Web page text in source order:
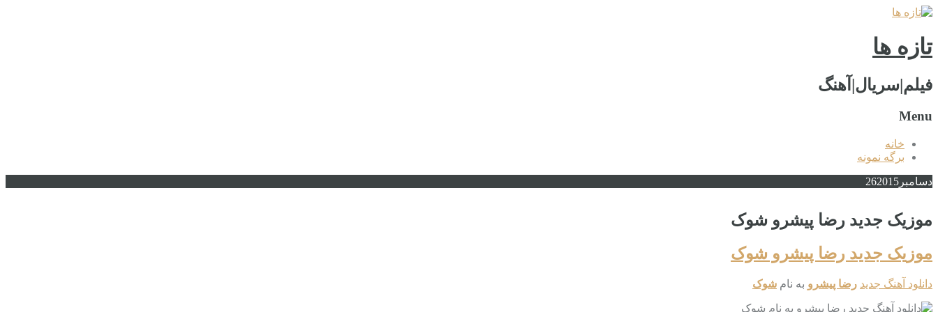
تازه ها
فیلم|سریال|آهنگ
Menu
خانه
برگه نمونه
دسامبر 262015
موزیک جدید رضا پیشرو شوک
موزیک جدید رضا پیشرو شوک
دانلود آهنگ جدید رضا پیشرو به نام شوک